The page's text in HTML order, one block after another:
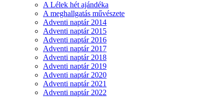
A Lélek hét ajándéka
A meghallgatás művészete
Adventi naptár 2014
Adventi naptár 2015
Adventi naptár 2016
Adventi naptár 2017
Adventi naptár 2018
Adventi naptár 2019
Adventi naptár 2020
Adventi naptár 2021
Adventi naptár 2022